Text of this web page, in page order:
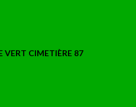
VERT CIMETIÈRE 87